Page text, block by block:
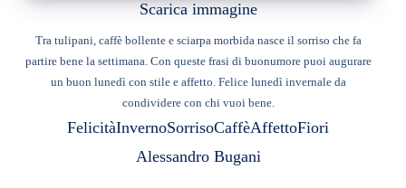
Scarica immagine
Tra tulipani, caffè bollente e sciarpa morbida nasce il sorriso che fa
partire bene la settimana. Con queste frasi di buonumore puoi augurare
un buon lunedì con stile e affetto. Felice lunedì invernale da
condividere con chi vuoi bene.
FelicitàInvernoSorrisoCaffèAffettoFiori
Alessandro Bugani